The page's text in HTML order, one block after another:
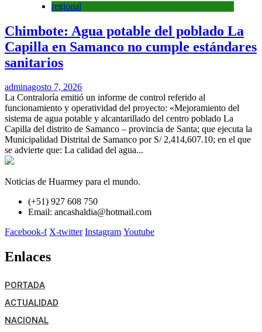
regional
Chimbote: Agua potable del poblado La
Capilla en Samanco no cumple estándares
sanitarios
adminagosto 7, 2026
La Contraloría emitió un informe de control referido al
funcionamiento y operatividad del proyecto: «Mejoramiento del
sistema de agua potable y alcantarillado del centro poblado La
Capilla del distrito de Samanco – provincia de Santa; que ejecuta la
Municipalidad Distrital de Samanco por S/ 2,414,607.10; en el que
se advierte que: La calidad del agua...
Noticias de Huarmey para el mundo.
(+51) 927 608 750
Email: ancashaldia@hotmail.com
Facebook-f X-twitter Instagram Youtube
Enlaces
PORTADA
ACTUALIDAD
NACIONAL